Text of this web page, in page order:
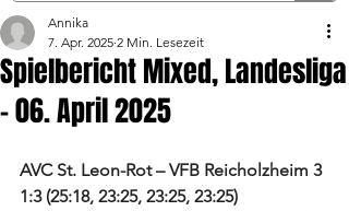
Spielbericht Mixed, Landesliga
- 06. April 2025
Annika
7. Apr. 2025 2 Min. Lesezeit
AVC St. Leon-Rot – VFB Reicholzheim 3
1:3 (25:18, 23:25, 23:25, 23:25)